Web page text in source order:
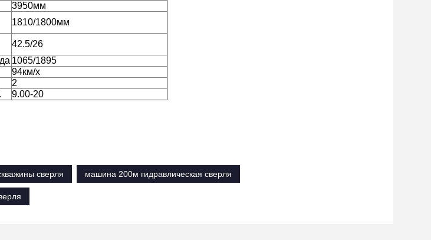
3950мм
1810/1800мм
42.5/26
1065/1895
94км/х
2
9.00-20
сверля
машина 200м гидравлическая сверля